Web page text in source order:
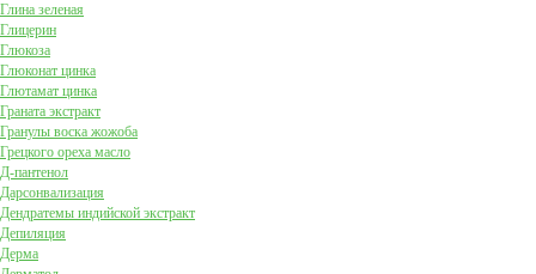
Глина зеленая
Глицерин
Глюкоза
Глюконат цинка
Глютамат цинка
Граната экстракт
Гранулы воска жожоба
Грецкого ореха масло
Д-пантенол
Дарсонвализация
Дендратемы индийской экстракт
Депиляция
Дерма